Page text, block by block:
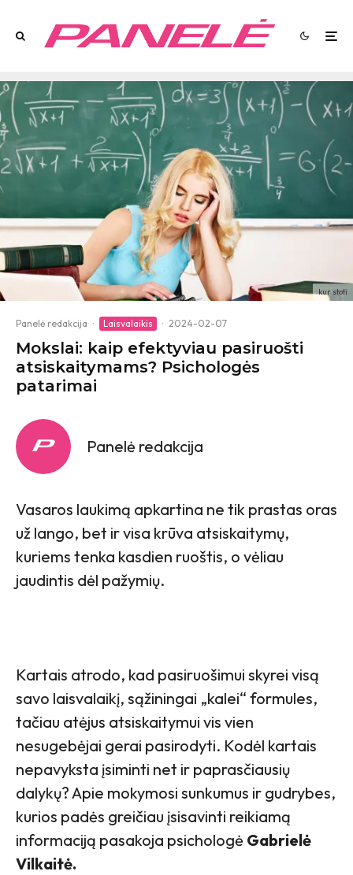
kur stoti
Panelė redakcija · Laisvalaikis · 2024-02-07
Mokslai: kaip efektyviau pasiruošti
atsiskaitymams? Psichologės
patarimai
Panelė redakcija
Vasaros laukimą apkartina ne tik prastas oras
už lango, bet ir visa krūva atsiskaitymų,
kuriems tenka kasdien ruoštis, o vėliau
jaudintis dėl pažymių.
Kartais atrodo, kad pasiruošimui skyrei visą
savo laisvalaikį, sąžiningai „kalei“ formules,
tačiau atėjus atsiskaitymui vis vien
nesugebėjai gerai pasirodyti. Kodėl kartais
nepavyksta įsiminti net ir paprasčiausių
dalykų? Apie mokymosi sunkumus ir gudrybes,
kurios padės greičiau įsisavinti reikiamą
informaciją pasakoja psichologė Gabrielė
Vilkaitė.